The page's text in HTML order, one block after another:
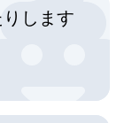
します